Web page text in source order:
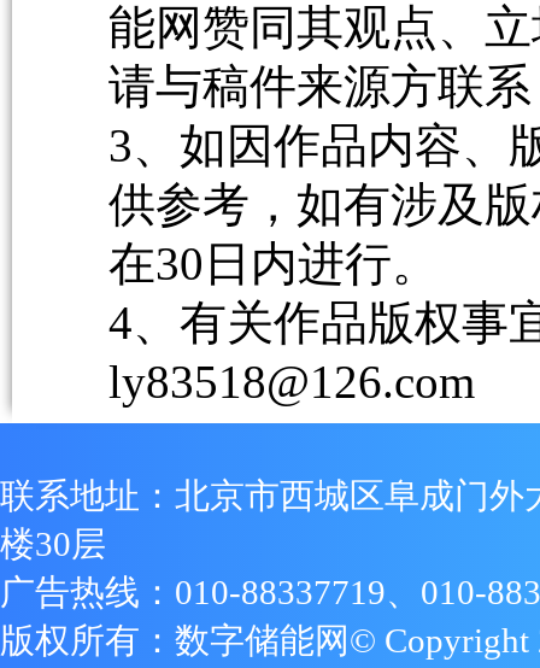
能网赞同其观点、
请与稿件来源方联
3、如因作品内容、
供参考，如有涉及
在30日内进行。
4、有关作品版权事
ly83518@126.com
联系地址：北京市西城区阜成门外
楼30层
广告热线：010-88337719、010-
版权所有：数字储能网© Copyright